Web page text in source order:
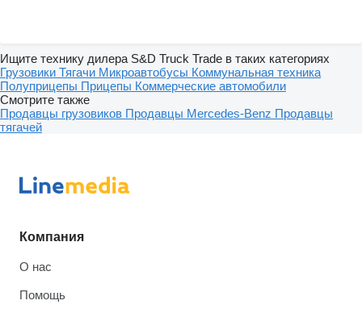
Ищите технику дилера S&D Truck Trade в таких категориях
Грузовики Тягачи Микроавтобусы Коммунальная техника
Полуприцепы Прицепы Коммерческие автомобили
Смотрите также
Продавцы грузовиков Продавцы Mercedes-Benz Продавцы
тягачей
Компания
О нас
Помощь